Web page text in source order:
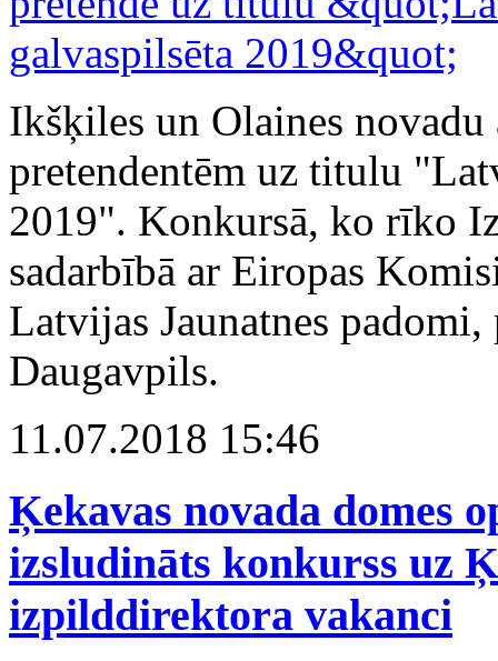
Ikšķiles un Olaines
pretendentēm uz titulu
2019". Konkursā, ko rīko
sadarbībā ar Eiropas
Latvijas Jaunatnes
Daugavpils.
11.07.2018 15:46
Ķekavas novada domes
izsludināts konkurss uz
izpilddirektora vakanci